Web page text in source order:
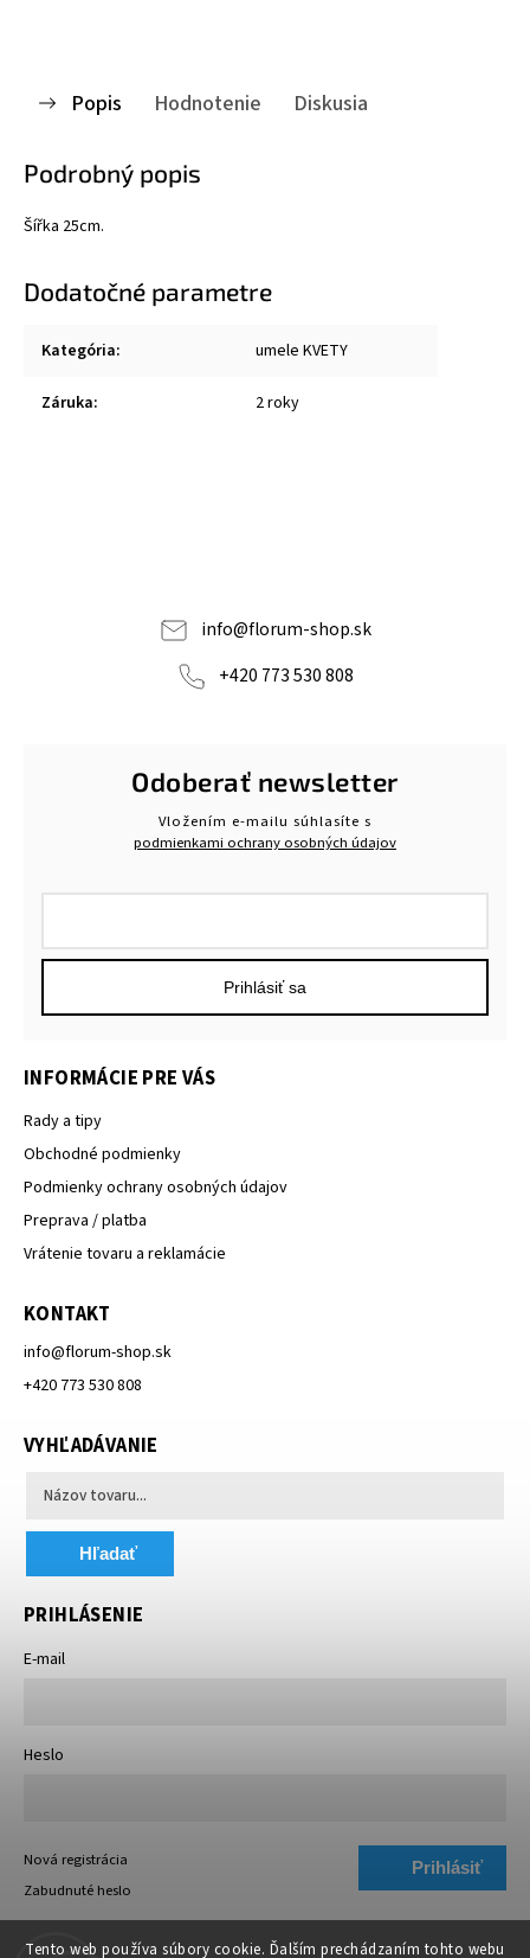
Tento web používa súbory cookie. Ďalším prechádzaním tohto webu
Popis Hodnotenie Diskusia
Podrobný popis
Šířka 25cm.
Dodatočné parametre
Kategória: umele KVETY
Záruka: 2 roky
info@florum-shop.sk
+420 773 530 808
Odoberať newsletter
Vložením e-mailu súhlasíte s
podmienkami ochrany osobných údajov
Prihlásiť sa
INFORMÁCIE PRE VÁS
Rady a tipy
Obchodné podmienky
Podmienky ochrany osobných údajov
Preprava / platba
Vrátenie tovaru a reklamácie
KONTAKT
info@florum-shop.sk
+420 773 530 808
VYHĽADÁVANIE
Hľadať
PRIHLÁSENIE
E-mail
Heslo
Prihlásiť
Nová registrácia
Zabudnuté heslo